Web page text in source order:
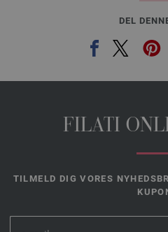
DEL
FILATI
TILMELD DIG VORES